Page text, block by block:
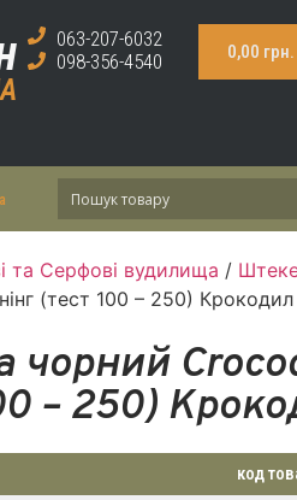
063-207-6032
098-356-4540
0,00 грн.
та Серфові вудилища /
(тест 100 – 250) Крокодил
чорний
– 250)
код